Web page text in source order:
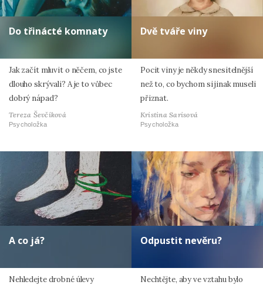
Do třinácté komnaty
Jak začít mluvit o něčem, co jste
dlouho skrývali? A je to vůbec
dobrý nápad?
Tereza Ševčíková
Psycholožka
Dvě tváře viny
Pocit viny je někdy snesitelnější
než to, co bychom si jinak museli
přiznat.
Kristina Sarisová
Psycholožka
A co já?
Nehledejte drobné úlevy
Odpustit nevěru?
Nechtějte, aby ve vztahu bylo